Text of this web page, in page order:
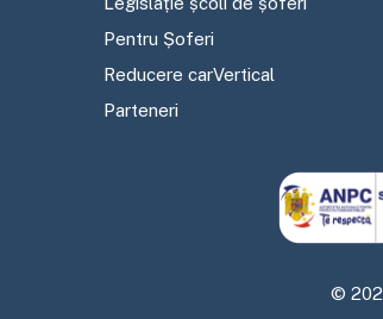
Pentru Șoferi
Reducere carVertical
Parteneri
©